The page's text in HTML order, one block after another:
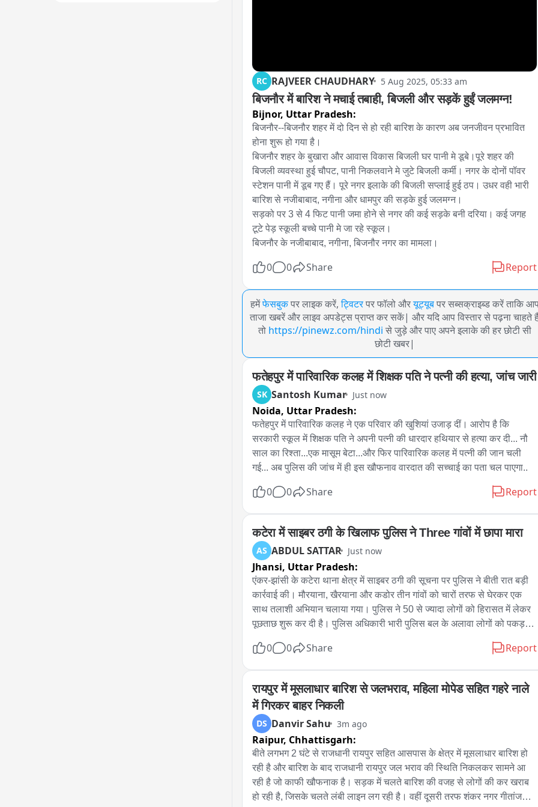
RC RAJVEER CHAUDHARY 5 Aug 2025, 05:33 am
बिजनौर में बारिश ने मचाई तबाही, बिजली और सड़कें हुईं जलमग्न!
Bijnor, Uttar Pradesh:
बिजनौर--बिजनौर शहर में दो दिन से हो रही बारिश के कारण अब जनजीवन प्रभावित
होना शुरू हो गया है।
बिजनौर शहर के बुखारा और आवास विकास बिजली घर पानी मे डूबे।पूरे शहर की
बिजली व्यवस्था हुई चौपट, पानी निकलवाने मे जुटे बिजली कर्मी। नगर के दोनों पॉवर
स्टेशन पानी में डूब गए हैं। पूरे नगर इलाके की बिजली सप्लाई हुई ठप। उधर वही भारी
बारिश से नजीबाबाद, नगीना और धामपुर की सड़के हुई जलमग्न।
सड़को पर 3 से 4 फिट पानी जमा होने से नगर की कई सड़के बनी दरिया। कई जगह
टूटे पेड़ स्कूली बच्चे पानी मे जा रहे स्कूल।
0 0 Share Report
हमेंफेसबुक पर लाइक करें, ट्विटर पर फॉलो औरयूट्यूब पर सब्सक्राइब्ड करें ताकि
ताजा खबरें और लाइव अपडेट्स प्राप्त कर सकें| और यदि आप विस्तार से पढ़ना चाहते
तो https://pinewz.com/hindi से जुड़े और पाए अपने इलाके की हर छोटी सी
छोटी खबर|
फतेहपुर में पारिवारिक कलह में शिक्षक पति ने पत्नी की हत्या, जांच जारी
SK Santosh Kumar Just now
Noida, Uttar Pradesh:
फतेहपुर में पारिवारिक कलह ने एक परिवार की खुशियां उजाड़ दीं। आरोप है कि
सरकारी स्कूल में शिक्षक पति ने अपनी पत्नी की धारदार हथियार से हत्या कर दी... नौ
साल का रिश्ता...एक मासूम बेटा...और फिर पारिवारिक कलह में पत्नी की जान चली
गई... अब पुलिस की जांच में ही इस खौफनाव वारदात की सच्चाई का पता चल पाएगा..
0 0 Share Report
कटेरा में साइबर ठगी के खिलाफ पुलिस ने Three गांवों में छापा मारा
AS ABDUL SATTAR Just now
Jhansi, Uttar Pradesh:
एंकर-झांसी के कटेरा थाना क्षेत्र में साइबर ठगी की सूचना पर पुलिस ने बीती रात बड़ी
कार्रवाई की। मौरयाना, खैरयाना और कडोर तीन गांवों को चारों तरफ से घेरकर एक
साथ तलाशी अभियान चलाया गया। पुलिस ने 50 से ज्यादा लोगों को हिरासत में लेकर
पूछताछ शुरू कर दी है। पुलिस अधिकारी भारी पुलिस बल के अलावा लोगों को पकड़ने
में साइबर ठगी को लेकर हड़कंप मचा हुआ है।
0 0 Share Report
रायपुर में मूसलाधार बारिश से जलभराव, महिला मोपेड सहित गहरे नाले
में गिरकर बाहर निकली
DS Danvir Sahu 3m ago
Raipur, Chhattisgarh:
बीते लगभग 2 घंटे से राजधानी रायपुर सहित आसपास के क्षेत्र में मूसलाधार बारिश हो
रही है और बारिश के बाद राजधानी रायपुर जल भराव की स्थिति निकलकर सामने आ
रही है जो काफी खौफनाक है। सड़क में चलते बारिश की वजह से लोगों की कर खराब
हो रही है, जिसके चलते लंबी लाइन लग रही है। वहीं दूसरी तरफ शंकर नगर गीतांजलि